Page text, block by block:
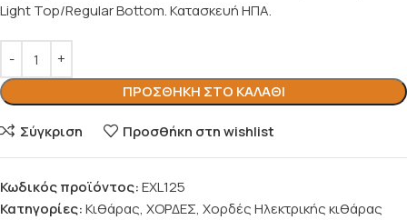
Light Top/Regular Bottom. Κατασκευή ΗΠΑ.
ΠΡΟΣΘΉΚΗ ΣΤΟ ΚΑΛΆΘΙ
Σύγκριση Προσθήκη στη wishlist
Κωδικός προϊόντος:EXL125
Κατηγορίες:Κιθάρας, ΧΟΡΔΕΣ, Χορδές Ηλεκτρικής κιθάρας